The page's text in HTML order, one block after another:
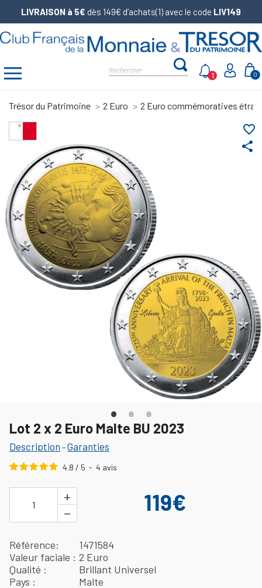
LIVRAISON à 5€ dès 149€ d’achats(1) avec le code LIV149
0
1
Trésor du Patrimoine 2 Euro 2 Euro commémoratives
share
favorite_border
Lot 2 x 2 Euro Malte BU 2023
Description -Garanties
4.8 / 5 - 4 avis
1
+
−
119€
Référence
1471584
Valeur faciale
2 Euro
Qualité
Brillant Universel
Pays
Malte